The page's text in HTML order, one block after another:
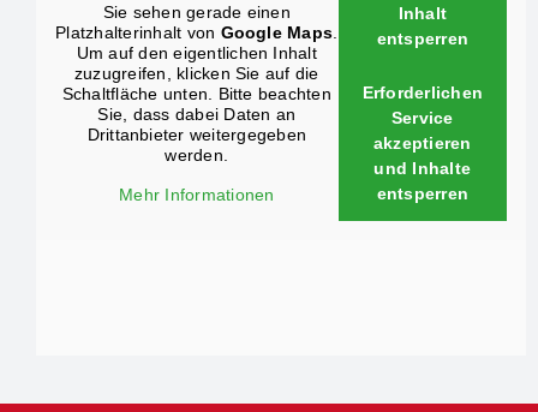
Sie sehen gerade einen
Platzhalterinhalt von Google Maps
Um auf den eigentlichen Inhalt
zuzugreifen, klicken Sie auf die
Schaltfläche unten. Bitte beachten
Sie, dass dabei Daten an
Drittanbieter weitergegeben
werden.
Mehr Informationen
Inhalt
entsperren
Erforderlichen
Service
akzeptieren
und Inhalte
entsperren